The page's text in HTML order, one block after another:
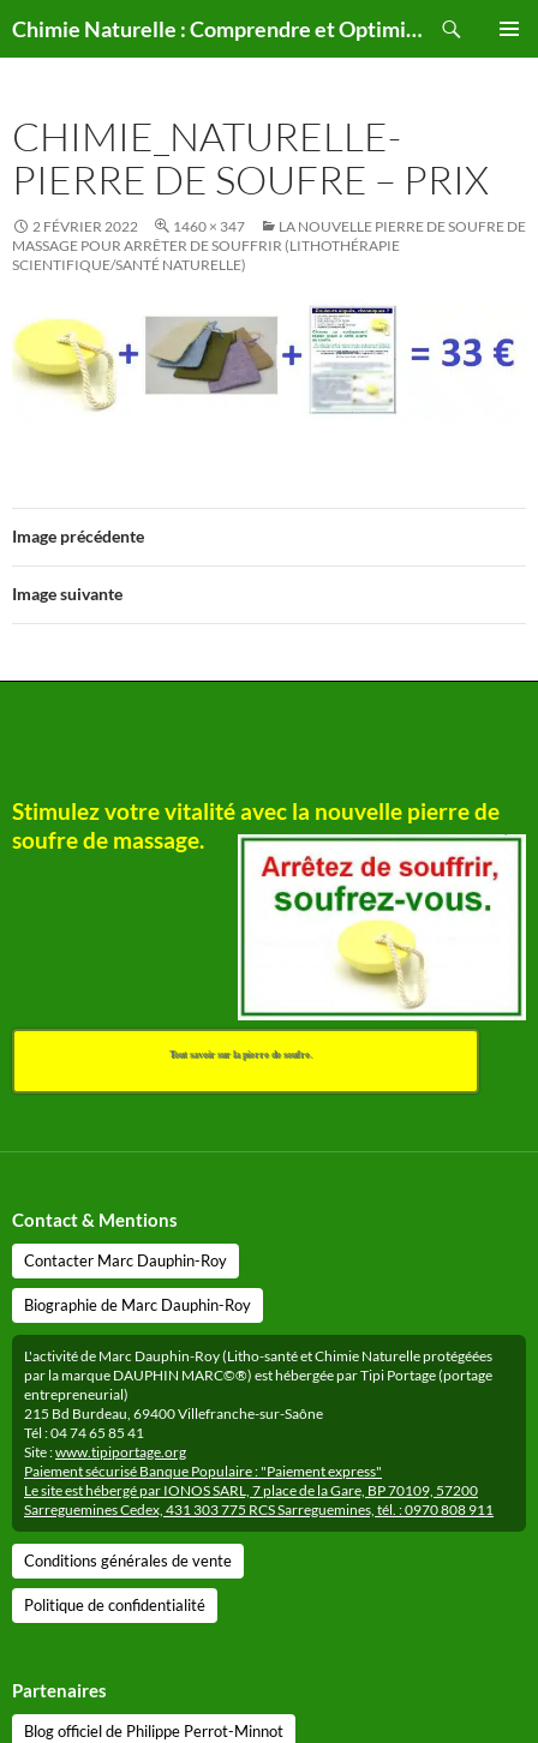
au
Chimie Naturelle : Comprendre et Optimiser le Corps Humain Naturellement
CHIMIE_NATURELLE-
PIERRE DE SOUFRE – PRIX
2 FÉVRIER 2022 1460 × 347
LA NOUVELLE PIERRE DE SOUFRE DE
MASSAGE POUR ARRÊTER DE SOUFFRIR (LITHOTHÉRAPIE
SCIENTIFIQUE/SANTÉ NATURELLE)
Image précédente
Image suivante
Stimulez votre vitalité avec la nouvelle pierre de
soufre de massage.
Tout savoir sur la pierre de soufre.
Contact & Mentions
Contacter Marc Dauphin-Roy
Biographie de Marc Dauphin-Roy
L'activité de Marc Dauphin-Roy (Litho-santé et Chimie Naturelle protégéées
par la marque DAUPHIN MARC©®) est hébergée par Tipi Portage (portage
entrepreneurial)
215 Bd Burdeau, 69400 Villefranche-sur-Saône
Tél : 04 74 65 85 41
Site :www.tipiportage.org
Paiement sécurisé Banque Populaire : "Paiement express"
Le site est hébergé par IONOS SARL, 7 place de la Gare, BP 70109, 57200
Sarreguemines Cedex, 431 303 775 RCS Sarreguemines, tél. : 0970 808 911
Conditions générales de vente
Politique de confidentialité
Partenaires
Blog officiel de Philippe Perrot-Minnot